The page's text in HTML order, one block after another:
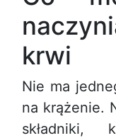
krwi
Nie ma
na krążenie.
składniki,